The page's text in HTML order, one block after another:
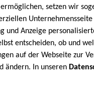
setzen wir
und Anzeige
entscheiden, ob und
auf der Webseite zur
ändern. In unseren